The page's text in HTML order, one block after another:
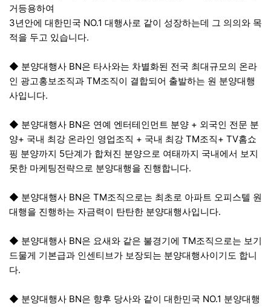
거등용하여
3년안에 대한민국 NO.1 대행사로 같이 성장하는데 그 의의와 목
적을 두고 있습니다.
◆ 분양대행사 BN은 타사와는 차별화된 전국 최대규모의 온라
인 광고홍보조직과 TM조직이 결합되어 출발하는 원 분양대행
사입니다.
◆ 분양대행사 BN은 연예 엔터테인먼트 분양 + 외국인 전문 분
양+ 국내 최강 온라인 영업조직 + 국내 최강 TM조직+ TV홈쇼
핑 분양까지 5단계가 합쳐진 분양으로 여태까지 국내에서 보지
못한 마케팅전략으로 분양대행을 진행합니다.
◆ 분양대행사 BN은 TM조직으로는 최초로 아파트 오피스텔 원
대행을 진행하는 자금력이 탄탄한 분양대행사입니다.
◆ 분양대행사 BN은 요새와 같은 불경기에 TM조직으로는 보기
드물게 기본급과 인센티브가 보장되는 분양대행사이기도 합니
다.
◆ 분양대행사 BN은 향후 당사와 같이 대한민국 NO.1 분양대행